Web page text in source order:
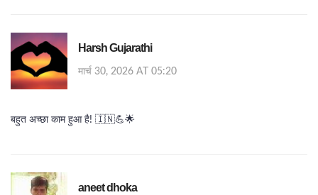
Harsh Gujarathi
मार्च 30, 2026 AT 05:20
बहुत अच्छा काम हुआ है! 🇮🇳💪🌟
aneet dhoka